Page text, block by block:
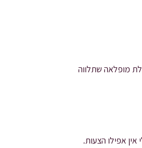
מופלאה שתלווה
אפילו הצעות.